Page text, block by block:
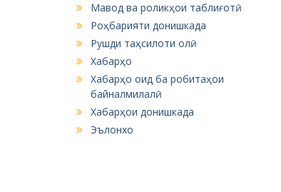
Мавод ва роликҳои таблиғотӣ
Роҳбарияти донишкада
Рушди таҳсилоти олӣ
Хабарҳо
Хабарҳо оид ба робитаҳои
байналмилалӣ
Хабарҳои донишкада
Эълонхо